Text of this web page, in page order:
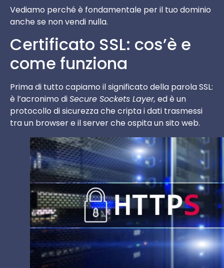
Vediamo perché è fondamentale per il tuo dominio
anche se non vendi nulla.
Certificato SSL: cos’è e
come funziona
Prima di tutto capiamo il significato della parola SSL:
è l’acronimo diSecure Sockets Layer, ed è un
protocollo di sicurezza che cripta i dati trasmessi
tra un browser e il server che ospita un sito web.